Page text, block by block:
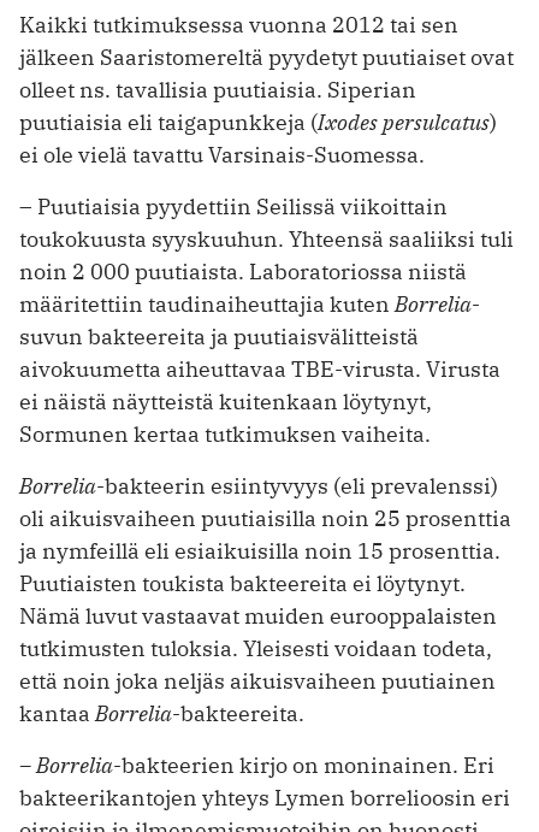
Kaikki tutkimuksessa vuonna 2012 tai sen
jälkeen Saaristomereltä pyydetyt puutiaiset ovat
olleet ns. tavallisia puutiaisia. Siperian
puutiaisia eli taigapunkkeja (Ixodes persulcatus)
ei ole vielä tavattu Varsinais-Suomessa.
– Puutiaisia pyydettiin Seilissä viikoittain
toukokuusta syyskuuhun. Yhteensä saaliiksi tuli
noin 2 000 puutiaista. Laboratoriossa niistä
määritettiin taudinaiheuttajia kutenBorrelia-
suvun bakteereita ja puutiaisvälitteistä
aivokuumetta aiheuttavaa TBE-virusta. Virusta
ei näistä näytteistä kuitenkaan löytynyt,
Sormunen kertaa tutkimuksen vaiheita.
Borrelia-bakteerin esiintyvyys (eli prevalenssi)
oli aikuisvaiheen puutiaisilla noin 25 prosenttia
ja nymfeillä eli esiaikuisilla noin 15 prosenttia.
Puutiaisten toukista bakteereita ei löytynyt.
Nämä luvut vastaavat muiden eurooppalaisten
tutkimusten tuloksia. Yleisesti voidaan todeta,
että noin joka neljäs aikuisvaiheen puutiainen
kantaaBorrelia-bakteereita.
– Borrelia-bakteerien kirjo on moninainen. Eri
bakteerikantojen yhteys Lymen borrelioosin eri